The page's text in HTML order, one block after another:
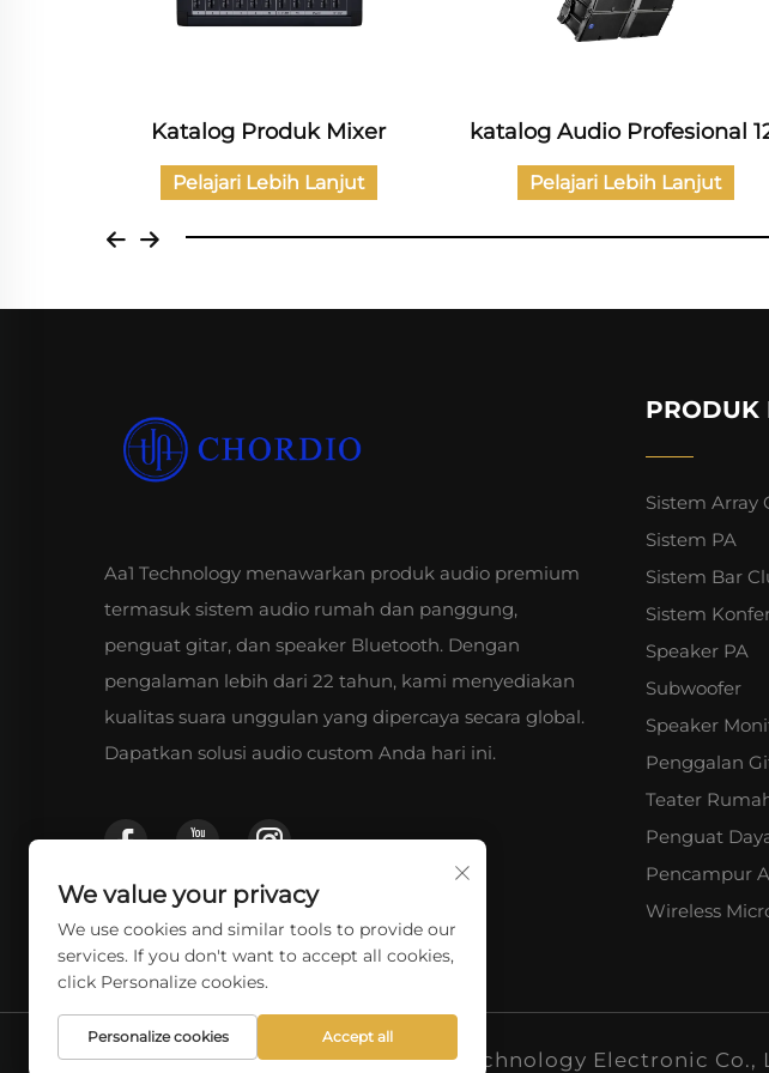
Katalog Produk Mixer
Pelajari Lebih Lanjut
katalog Audio Profesional
Pelajari Lebih Lanjut
Aa1 Technology menawarkan produk audio premium
termasuk sistem audio rumah dan panggung,
penguat gitar, dan speaker Bluetooth. Dengan
pengalaman lebih dari 22 tahun, kami menyediakan
kualitas suara unggulan yang dipercaya secara global.
Dapatkan solusi audio custom Anda hari ini.
PRODUK
Sistem Array
Sistem PA
Sistem Bar
Sistem
Speaker PA
Subwoofer
Speaker
Penggalan
Teater
Penguat
Pencampur
Wireless
Hak Cipta © 2026 Aa1 Technology Electronic
We value your privacy
We use cookies and similar tools to provide our
services. If you don't want to accept all cookies,
click Personalize cookies.
Personalize cookies Accept all